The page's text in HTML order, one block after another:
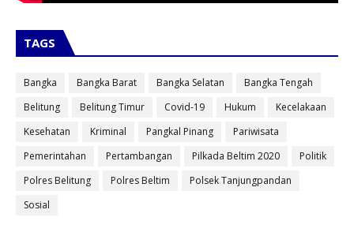
TAGS
Bangka Bangka Barat Bangka Selatan
Bangka Tengah
Belitung
Belitung Timur Covid-19 Hukum
Kecelakaan
Kesehatan
Kriminal Pangkal Pinang
Pariwisata
Pemerintahan
Pertambangan Pilkada Beltim 2020
Politik
Polres Belitung
Polres Beltim
Polsek Tanjungpandan
Sosial